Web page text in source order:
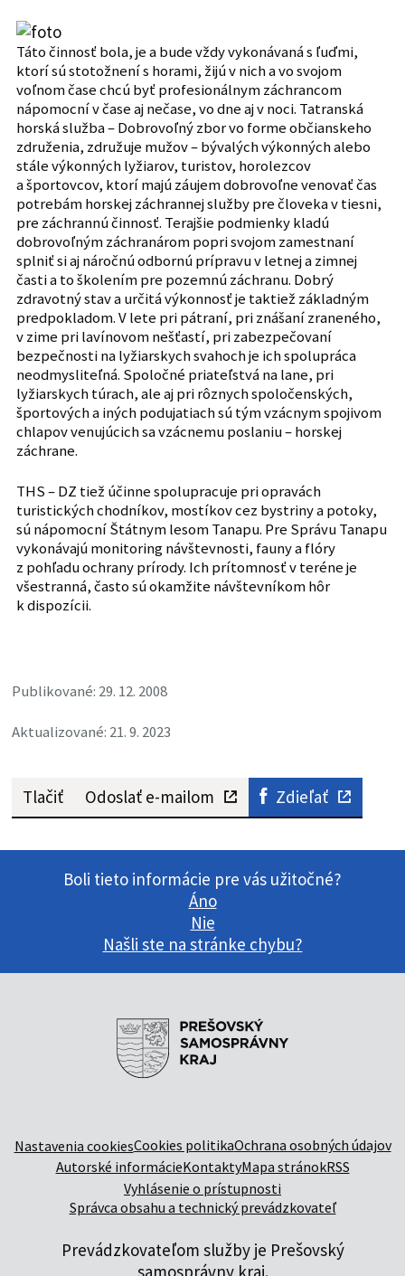
Táto činnosť bola, je a bude vždy vykonávaná s ľuďmi,
ktorí sú stotožnení s horami, žijú v nich a vo svojom
voľnom čase chcú byť profesionálnym záchrancom
nápomocní v čase aj nečase, vo dne aj v noci. Tatranská
horská služba – Dobrovoľný zbor vo forme občianskeho
združenia, združuje mužov – bývalých výkonných alebo
stále výkonných lyžiarov, turistov, horolezcov
a športovcov, ktorí majú záujem dobrovoľne venovať čas
potrebám horskej záchrannej služby pre človeka v tiesni,
pre záchrannú činnosť. Terajšie podmienky kladú
dobrovoľným záchranárom popri svojom zamestnaní
splniť si aj náročnú odbornú prípravu v letnej a zimnej
časti a to školením pre pozemnú záchranu. Dobrý
zdravotný stav a určitá výkonnosť je taktiež základným
predpokladom. V lete pri pátraní, pri znášaní zraneného,
v zime pri lavínovom nešťastí, pri zabezpečovaní
bezpečnosti na lyžiarskych svahoch je ich spolupráca
neodmysliteľná. Spoločné priateľstvá na lane, pri
lyžiarskych túrach, ale aj pri rôznych spoločenských,
športových a iných podujatiach sú tým vzácnym spojivom
chlapov venujúcich sa vzácnemu poslaniu – horskej
záchrane.
THS – DZ tiež účinne spolupracuje pri opravách
turistických chodníkov, mostíkov cez bystriny a potoky,
sú nápomocní Štátnym lesom Tanapu. Pre Správu Tanapu
vykonávajú monitoring návštevnosti, fauny a flóry
z pohľadu ochrany prírody. Ich prítomnosť v teréne je
všestranná, často sú okamžite návštevníkom hôr
k dispozícii.
Publikované: 29. 12. 2008
Aktualizované: 21. 9. 2023
Tlačiť Odoslať e-mailom Zdieľať
Boli tieto informácie pre vás užitočné?
Áno
Nie
Našli ste na stránke chybu?
Nastavenia cookiesCookies politikaOchrana osobných údajov
Autorské informácieKontaktyMapa stránokRSS
Vyhlásenie o prístupnosti
Správca obsahu a technický prevádzkovateľ
Prevádzkovateľom služby je Prešovský
samosprávny kraj.